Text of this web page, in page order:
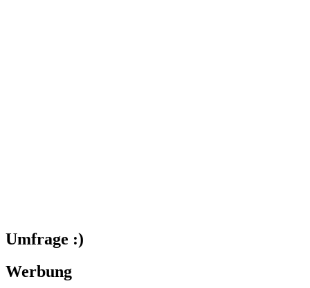
Umfrage :)
Werbung